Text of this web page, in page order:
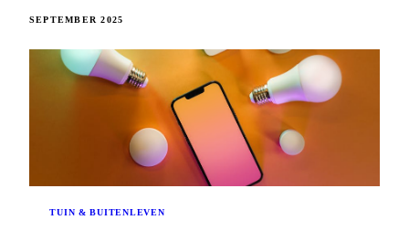
SEPTEMBER 2025
TUIN & BUITENLEVEN